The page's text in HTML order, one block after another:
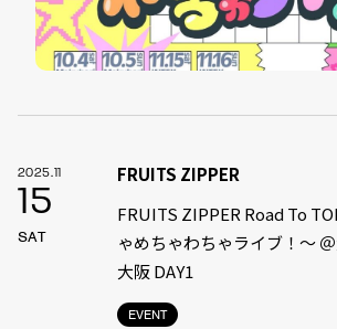
2025.11
15
SAT
EVENT
FRUITS ZIPPER
FRUITS ZIPPER Road To
ゃめちゃわちゃライブ！〜
大阪 DAY1